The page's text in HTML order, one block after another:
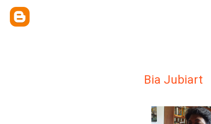
Bia Jubiart